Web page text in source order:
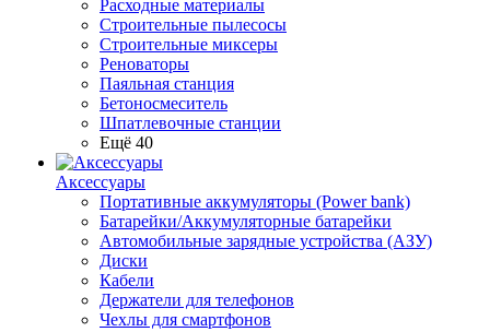
Расходные материалы
Строительные пылесосы
Строительные миксеры
Реноваторы
Паяльная станция
Бетоносмеситель
Шпатлевочные станции
Ещё 40
Аксессуары
Портативные аккумуляторы (Power bank)
Батарейки/Аккумуляторные батарейки
Автомобильные зарядные устройства (АЗУ)
Диски
Кабели
Держатели для телефонов
Чехлы для смартфонов